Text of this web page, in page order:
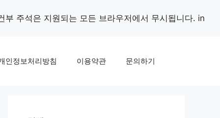
부 주석은 지원되는 모든 브라우저에서 무시됩니다. in
인정보처리방침 이용약관 문의하기